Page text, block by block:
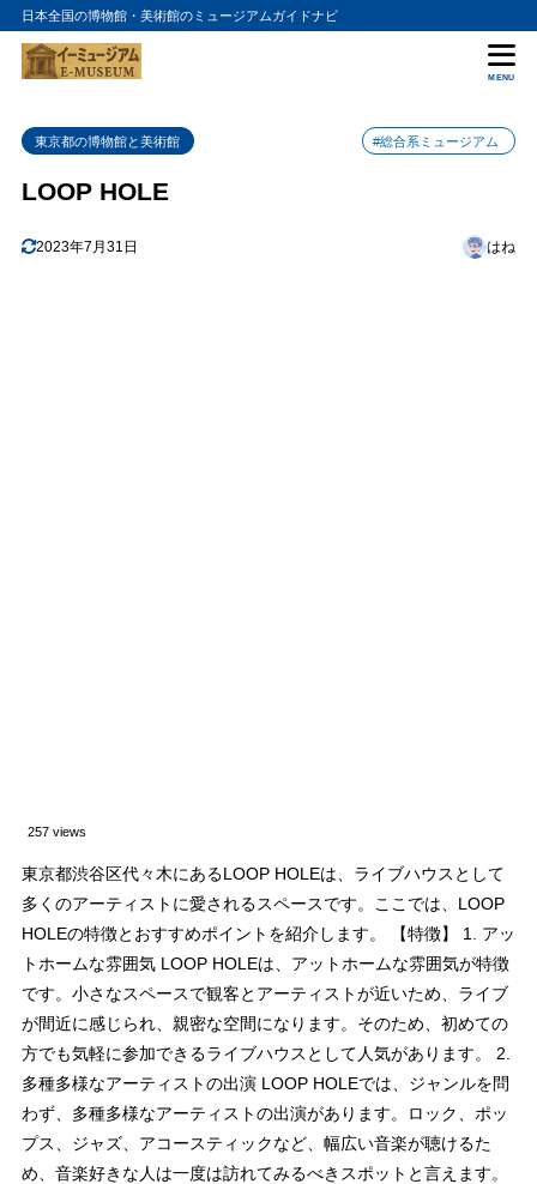
日本全国の博物館・美術館のミュージアムガイドナビ
MENU
東京都の博物館と美術館 #総合系ミュージアム
LOOP HOLE
2023年7月31日 はね
257 views
東京都渋谷区代々木にあるLOOP HOLEは、ライブハウスとして
多くのアーティストに愛されるスペースです。ここでは、LOOP
HOLEの特徴とおすすめポイントを紹介します。 【特徴】 1. アッ
トホームな雰囲気 LOOP HOLEは、アットホームな雰囲気が特徴
です。小さなスペースで観客とアーティストが近いため、ライブ
が間近に感じられ、親密な空間になります。そのため、初めての
方でも気軽に参加できるライブハウスとして人気があります。 2.
多種多様なアーティストの出演 LOOP HOLEでは、ジャンルを問
わず、多種多様なアーティストの出演があります。ロック、ポッ
プス、ジャズ、アコースティックなど、幅広い音楽が聴けるた
め、音楽好きな人は一度は訪れてみるべきスポットと言えます。
目次
1 LOOP HOLEの入館料金